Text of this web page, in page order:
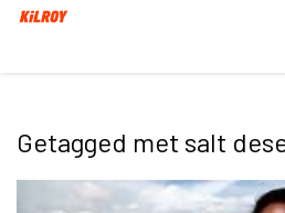
Getagged met salt